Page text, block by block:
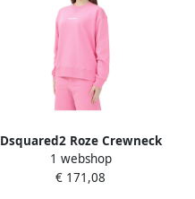
Dsquared2 Roze Crewneck
Trui Lente Zomer Pink
Dames
1 webshop
€ 171,08